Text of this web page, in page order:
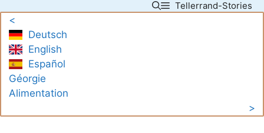
content
Tellerrand-Stories
<
Deutsch
English
Español
Géorgie
Alimentation
>